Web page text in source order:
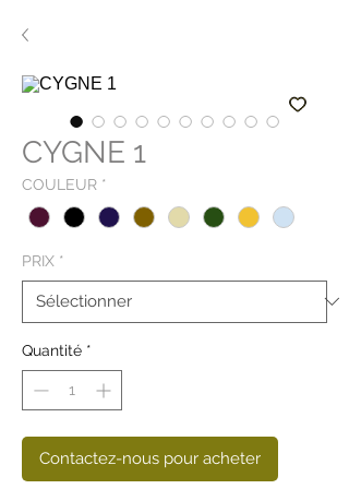
CYGNE 1
COULEUR *
PRIX *
Quantité *
Contactez-nous pour acheter